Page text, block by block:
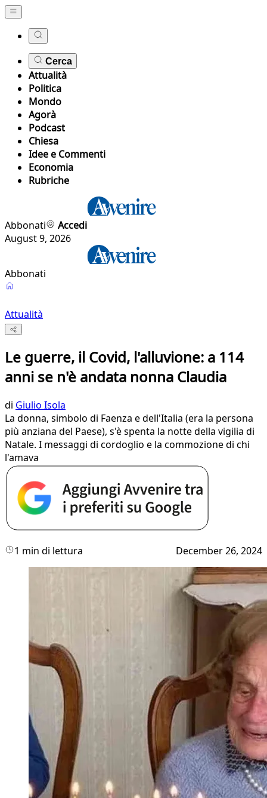
Cerca
Attualità
Politica
Mondo
Agorà
Podcast
Chiesa
Idee e Commenti
Economia
Rubriche
Abbonati
Accedi
August 9, 2026
Abbonati
Attualità
Le guerre, il Covid, l'alluvione: a 114
anni se n'è andata nonna Claudia
di Giulio Isola
La donna, simbolo di Faenza e dell'Italia (era la persona
più anziana del Paese), s'è spenta la notte della vigilia di
Natale. I messaggi di cordoglio e la commozione di chi
l'amava
1 min di lettura December 26, 2024